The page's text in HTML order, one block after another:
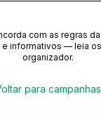
com as regras
informativos — leia
organizador.
para campanhas